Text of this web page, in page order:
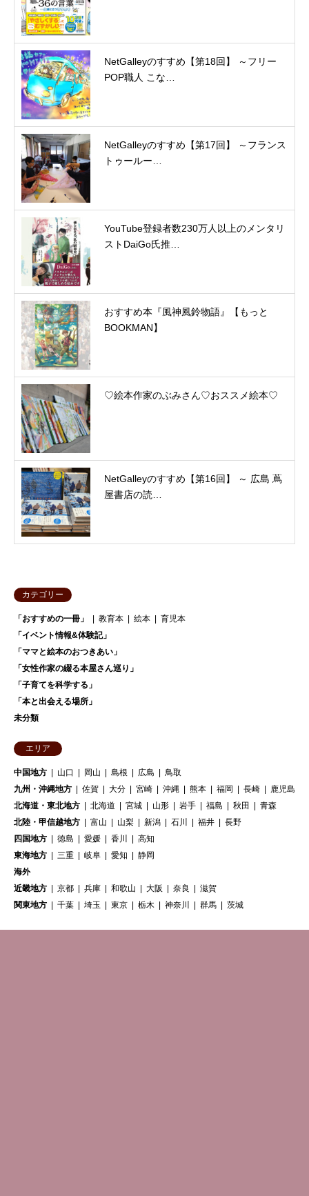
NetGalleyのすすめ【第18回】 ～フリー
POP職人 こな…
NetGalleyのすすめ【第17回】 ～フランス
トゥールー…
YouTube登録者数230万人以上のメンタリ
ストDaiGo氏推…
おすすめ本『風神風鈴物語』【もっと
BOOKMAN】
♡絵本作家のぶみさん♡おススメ絵本♡
NetGalleyのすすめ【第16回】 ～ 広島 蔦
屋書店の読…
カテゴリー
「おすすめの一冊」 教育本 絵本
育児本
「イベント情報&体験記」
「ママと絵本のおつきあい」
「女性作家の綴る本屋さん巡り」
「子育てを科学する」
「本と出会える場所」
未分類
エリア
中国地方 山口 岡山 島根 広島
鳥取
九州・沖縄地方
佐賀 大分 宮崎 沖縄 熊本 福岡 長崎
鹿児島
北海道・東北地方
北海道 宮城 山形 岩手 福島 秋田
青森
北陸・甲信越地方
富山 山梨 新潟 石川 福井
長野
四国地方
徳島 愛媛 香川
高知
東海地方
三重 岐阜 愛知
静岡
海外
近畿地方
京都 兵庫 和歌山 大阪 奈良
滋賀
関東地方
千葉 埼玉 東京 栃木 神奈川 群馬 茨城